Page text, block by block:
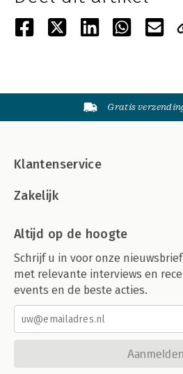
Gratis
Klantenservice
Zakelijk
Altijd op de hoogte
Schrijf u in voor onze
met relevante interviews en
events en de beste acties.
Aanmelden